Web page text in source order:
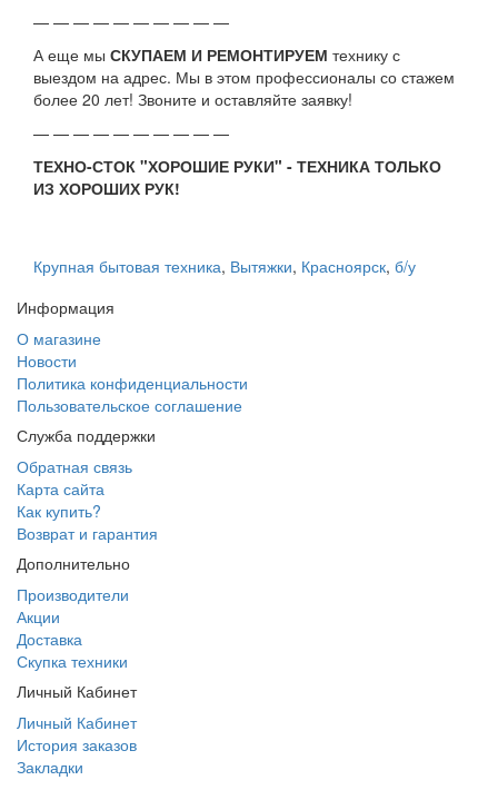
— — — — — — — — — —
А еще мы СКУПАЕМ И РЕМОНТИРУЕМ технику с
выездом на адрес. Мы в этом профессионалы со стажем
более 20 лет! Звоните и оставляйте заявку!
— — — — — — — — — —
ТЕХНО-СТОК "ХОРОШИЕ РУКИ" - ТЕХНИКА ТОЛЬКО
ИЗ ХОРОШИХ РУК!
Крупная бытовая техника, Вытяжки, Красноярск, б/у
Информация
О магазине
Новости
Политика конфиденциальности
Пользовательское соглашение
Служба поддержки
Обратная связь
Карта сайта
Как купить?
Возврат и гарантия
Дополнительно
Производители
Акции
Доставка
Скупка техники
Личный Кабинет
Личный Кабинет
История заказов
Закладки